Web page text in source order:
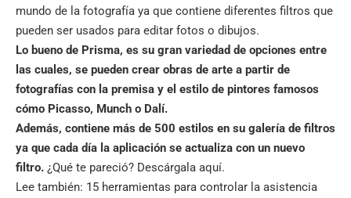
mundo de la fotografía ya que contiene diferentes filtros que
pueden ser usados para editar fotos o dibujos.
Lo bueno de Prisma, es su gran variedad de opciones entre
las cuales, se pueden crear obras de arte a partir de
fotografías con la premisa y el estilo de pintores famosos
cómo Picasso, Munch o Dalí.
Además, contiene más de 500 estilos en su galería de filtros
ya que cada día la aplicación se actualiza con un nuevo
filtro. ¿Qué te pareció? Descárgala aquí.
Lee también: 15 herramientas para controlar la asistencia